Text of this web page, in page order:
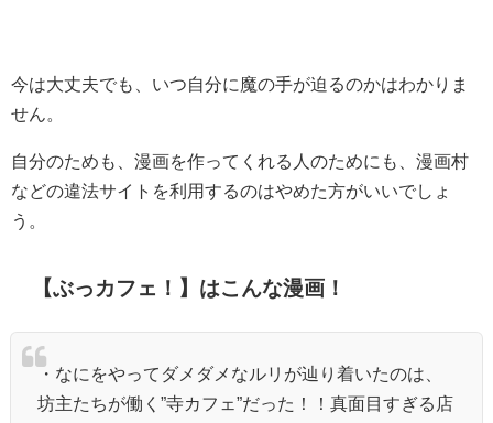
今は大丈夫でも、いつ自分に魔の手が迫るのかはわかりま
せん。
自分のためも、漫画を作ってくれる人のためにも、漫画村
などの違法サイトを利用するのはやめた方がいいでしょ
う。
【ぶっカフェ！】 はこんな漫画！
・ なにをやってダメダメなルリが辿り着いたのは、
坊主たちが働く”寺カフェ”だった！！真面目すぎる店